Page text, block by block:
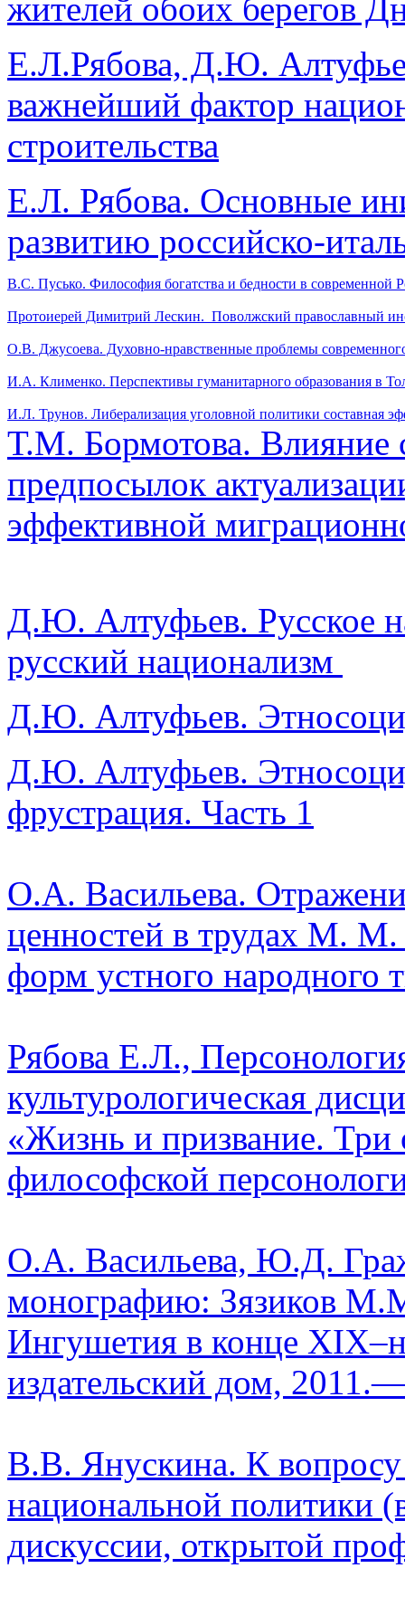
жителей обоих берегов
Е.Л.Рябова, Д.Ю.
важнейший фактор
строительства
Е.Л. Рябова. Основные
развитию российско-
В.С. Пусько. Философия богатства и бедности в современной
Протоиерей Димитрий Лескин. Поволжский православный
О.В. Джусоева. Духовно-нравственные проблемы современного
И.А. Клименко. Перспективы гуманитарного образования в
И.Л. Трунов. Либерализация уголовной политики составная
Т.М. Бормотова. Влияние
предпосылок
эффективной
Д.Ю. Алтуфьев. Русское
русский национализм
Д.Ю. Алтуфьев.
Д.Ю. Алтуфьев.
фрустрация. Часть 1
О.А. Васильева.
ценностей в трудах М. М.
форм устного народного
Рябова Е.Л.,
культурологическая
«Жизнь и призвание. Три
философской
О.А. Васильева, Ю.Д.
монографию: Зязиков
Ингушетия в конце
издательский дом,
В.В. Янускина. К вопросу
национальной политики
дискуссии, открытой